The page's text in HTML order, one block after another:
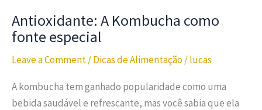
Antioxidante: A Kombucha como
fonte especial
Leave a Comment/Dicas de Alimentação/lucas
A kombucha tem ganhado popularidade como uma
bebida saudável e refrescante, mas você sabia que ela